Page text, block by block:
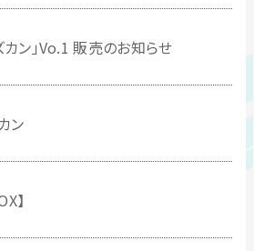
カン」Vo.1 販売のお知らせ
ン
】